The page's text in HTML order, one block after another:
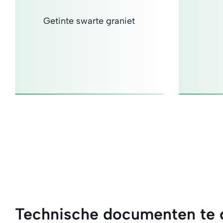
Getinte swarte graniet
Technische documenten te